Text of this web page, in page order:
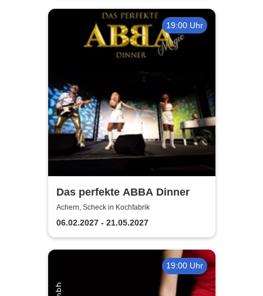
19:00 Uhr
Das perfekte ABBA Dinner
Achern, Scheck in Kochfabrik
06.02.2027 - 21.05.2027
19:00 Uhr